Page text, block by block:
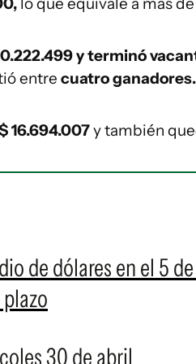
y terminó
entre cuatro ganadores.
16.694.007y también
de dólares en el 5
30 de abril